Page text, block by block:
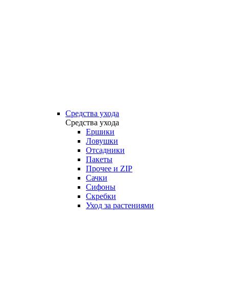
Средства ухода
Средства ухода
Ершики
Ловушки
Отсадники
Пакеты
Прочее и ZIP
Сачки
Сифоны
Скребки
Уход за растениями